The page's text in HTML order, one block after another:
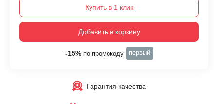
Купить в 1 клик
Добавить в корзину
-15%по промокоду первый
Гарантия качества